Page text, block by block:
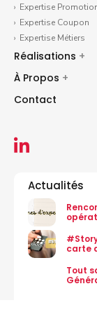
Expertise
Expertise Coupon
Expertise Métiers
Réalisations +
À Propos +
Contact
Actualités
carte
Tout